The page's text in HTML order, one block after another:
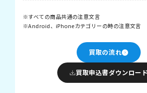
すべての商品共通の注意文言
Android、iPhoneカテゴリーの時の注意文言
買取の流れ
買取申込書ダウンロード